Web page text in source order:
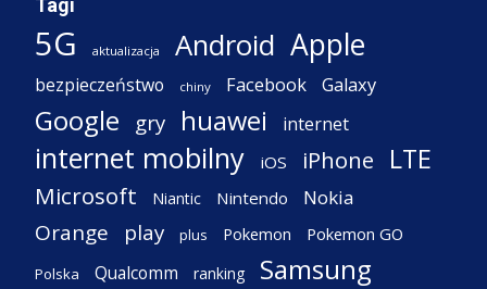
Tagi
5G aktualizacja Android Apple
bezpieczeństwo chiny Facebook Galaxy
Google gry huawei internet
internet mobilny iOS iPhone LTE
Microsoft Niantic Nintendo Nokia
Orange play plus Pokemon Pokemon GO
Polska Qualcomm ranking Samsung